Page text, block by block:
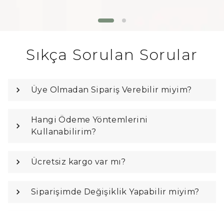
Sıkça Sorulan Sorular
Üye Olmadan Sipariş Verebilir miyim?
Hangi Ödeme Yöntemlerini
Kullanabilirim?
Ücretsiz kargo var mı?
Siparişimde Değişiklik Yapabilir miyim?